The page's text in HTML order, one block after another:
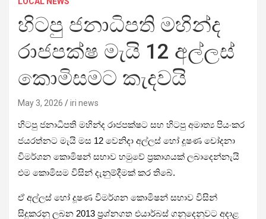
හිටපු ජනාධිපති මහින්ද
රාජපක්ෂ මැයි 12 අල්ලස්
කොමිසමට කැදවයි
May 3, 2026 iri news
හිටපු ජනාධිපති මහින්ද රාජපක්ෂට සහ හිටපු අමාත්‍ය පියංකර
ජයරත්නට මැයි මස 12 වෙනිදා අල්ලස් හෝ දූෂණ චෝදනා
විමර්ශන කොමිෂන් සභාව හමුවේ ප්‍රකාශයක් ලබාදෙන්නැයි
එම කොමිසම විසින් දැනුම්දීමක් කර තිබේ.
ඒ අල්ලස් හෝ දූෂණ විමර්ශන කොමිෂන් සභාව විසින්
සිදුකරනු ලබන 2013 ප්‍රශ්නගත එයාර්බස් ගනුදෙනුවට අදාළ